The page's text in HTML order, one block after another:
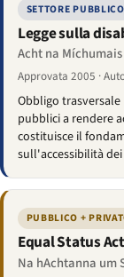
SETTORE PUBBLICO
Legge sulla
Acht na Míchumais
Approvata 2005 ·
Obbligo
pubblici a rendere
costituisce il
sull'accessibilità
PUBBLICO +
Equal Status
Na hAchtanna um